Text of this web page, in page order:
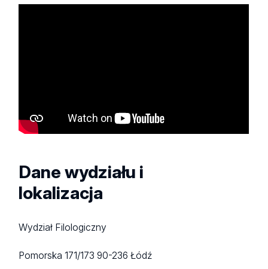
Dane wydziału i
lokalizacja
Wydział Filologiczny
Pomorska 171/17390-236 Łódź